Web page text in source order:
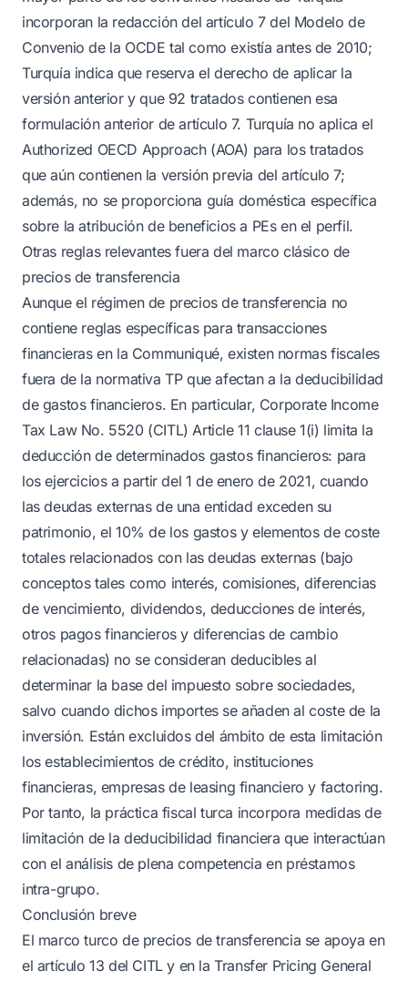
incorporan la redacción del artículo 7 del Modelo de
Convenio de la OCDE tal como existía antes de 2010;
Turquía indica que reserva el derecho de aplicar la
versión anterior y que 92 tratados contienen esa
formulación anterior de artículo 7. Turquía no aplica el
Authorized OECD Approach (AOA) para los tratados
que aún contienen la versión previa del artículo 7;
además, no se proporciona guía doméstica específica
sobre la atribución de beneficios a PEs en el perfil.
Otras reglas relevantes fuera del marco clásico de
precios de transferencia
Aunque el régimen de precios de transferencia no
contiene reglas específicas para transacciones
financieras en la Communiqué, existen normas fiscales
fuera de la normativa TP que afectan a la deducibilidad
de gastos financieros. En particular, Corporate Income
Tax Law No. 5520 (CITL) Article 11 clause 1(i) limita la
deducción de determinados gastos financieros: para
los ejercicios a partir del 1 de enero de 2021, cuando
las deudas externas de una entidad exceden su
patrimonio, el 10% de los gastos y elementos de coste
totales relacionados con las deudas externas (bajo
conceptos tales como interés, comisiones, diferencias
de vencimiento, dividendos, deducciones de interés,
otros pagos financieros y diferencias de cambio
relacionadas) no se consideran deducibles al
determinar la base del impuesto sobre sociedades,
salvo cuando dichos importes se añaden al coste de la
inversión. Están excluidos del ámbito de esta limitación
los establecimientos de crédito, instituciones
financieras, empresas de leasing financiero y factoring.
Por tanto, la práctica fiscal turca incorpora medidas de
limitación de la deducibilidad financiera que interactúan
con el análisis de plena competencia en préstamos
intra-grupo.
Conclusión breve
El marco turco de precios de transferencia se apoya en
el artículo 13 del CITL y en la Transfer Pricing General